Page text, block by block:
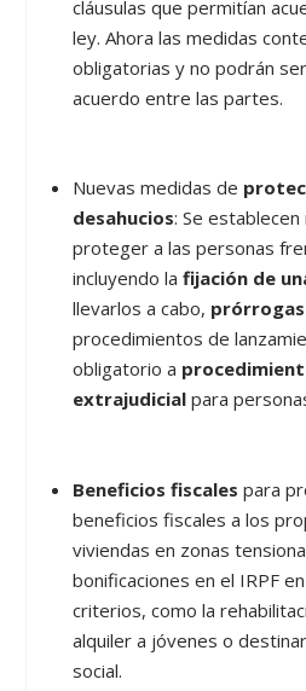
cláusulas que permitían
ley. Ahora las medidas
obligatorias y no podrán
acuerdo entre las partes.
Nuevas medidas de
desahucios: Se
proteger a las personas
incluyendo la fijación de
llevarlos a cabo, prórrogas
procedimientos de
obligatorio a
extrajudicial para
Beneficios fiscales para
beneficios fiscales a los
viviendas en zonas
bonificaciones en el IRPF
criterios, como la
alquiler a jóvenes o
social.